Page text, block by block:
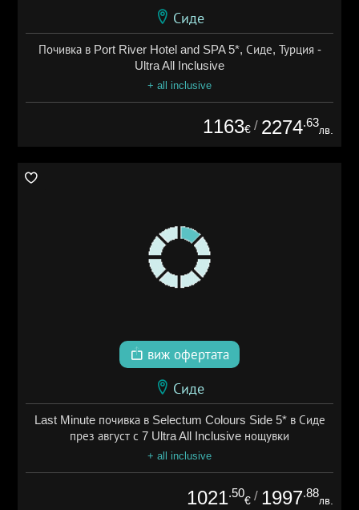
Сиде
Почивка в Port River Hotel and SPA 5*, Сиде, Турция -
Ultra All Inclusive
+ all inclusive
1163€ / 2274.63
лв.
виж офертата
Сиде
Last Minute почивка в Selectum Colours Side 5* в Сиде
през август с 7 Ultra All Inclusive нощувки
+ all inclusive
1021.50
€ / 1997.88
лв.